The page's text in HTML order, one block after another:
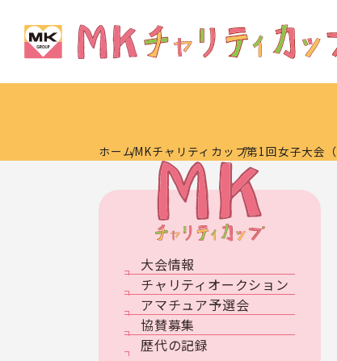
ホームMKチャリティカップ第1回女子大会
大会情報
チャリティオークション
アマチュア予選会
協賛募集
歴代の記録